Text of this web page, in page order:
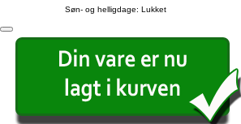
Søn- og helligdage: Lukket